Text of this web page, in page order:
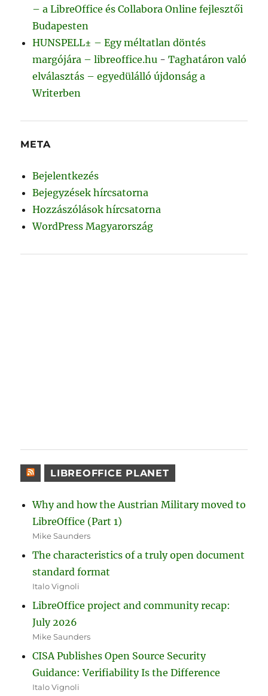
– a LibreOffice és Collabora Online fejlesztői
Budapesten
HUNSPELL± – Egy méltatlan döntés
margójára – libreoffice.hu -Taghatáron való
elválasztás – egyedülálló újdonság a
Writerben
META
Bejelentkezés
Bejegyzések hírcsatorna
Hozzászólások hírcsatorna
WordPress Magyarország
LIBREOFFICE PLANET
Why and how the Austrian Military moved to
LibreOffice (Part 1)
Mike Saunders
The characteristics of a truly open document
standard format
Italo Vignoli
LibreOffice project and community recap:
July 2026
Mike Saunders
CISA Publishes Open Source Security
Guidance: Verifiability Is the Difference
Italo Vignoli